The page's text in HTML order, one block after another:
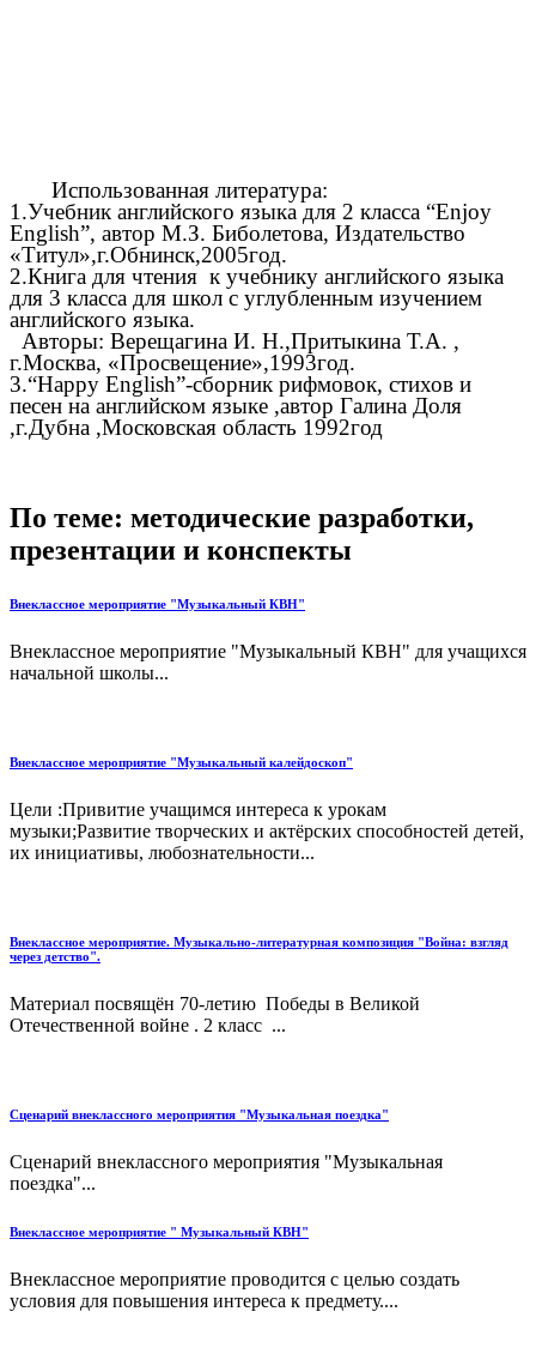
Использованная литература:
1.Учебник английского языка для 2 класса “Enjoy
English”, автор М.З. Биболетова, Издательство
«Титул»,г.Обнинск,2005год.
2.Книга для чтения к учебнику английского языка
для 3 класса для школ с углубленным изучением
английского языка.
Авторы: Верещагина И. Н.,Притыкина Т.А. ,
г.Москва, «Просвещение»,1993год.
3.“Happy English”-сборник рифмовок, стихов и
песен на английском языке ,автор Галина Доля
,г.Дубна ,Московская область 1992год
По теме: методические разработки,
презентации и конспекты
Внеклассное мероприятие "Музыкальный КВН"
Внеклассное мероприятие "Музыкальный КВН" для учащихся
начальной школы...
Внеклассное мероприятие "Музыкальный калейдоскоп"
Цели :Привитие учащимся интереса к урокам
музыки;Развитие творческих и актёрских способностей детей,
их инициативы, любознательности...
Внеклассное мероприятие. Музыкально-литературная композиция "Война: взгляд
через детство".
Материал посвящён 70-летию Победы в Великой
Отечественной войне . 2 класс ...
Сценарий внеклассного мероприятия "Музыкальная поездка"
Сценарий внеклассного мероприятия "Музыкальная
поездка"...
Внеклассное мероприятие " Музыкальный КВН"
Внеклассное мероприятие проводится с целью создать
условия для повышения интереса к предмету....